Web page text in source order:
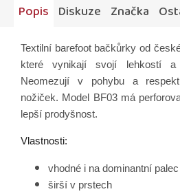
Popis Diskuze Značka
Textilní barefoot bačkůrky od
které vynikají svojí lehkostí a
Neomezují v pohybu a
nožiček. Model BF03 má
lepší prodyšnost.
Vlastnosti:
vhodné i na dominantní palec
širší v prstech